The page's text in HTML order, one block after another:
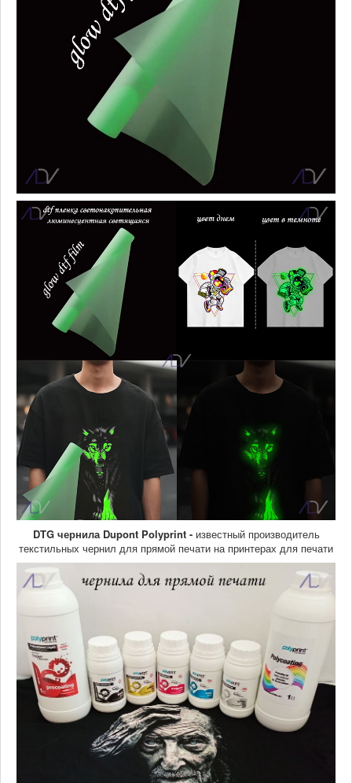
DTG чернила Dupont Polyprint - известный производитель
текстильных чернил для прямой печати на принтерах для печати